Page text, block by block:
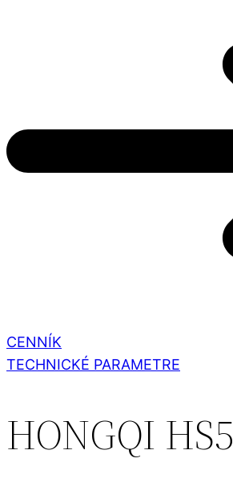
CENNÍK
TECHNICKÉ PARAMETRE
HONGQI HS5